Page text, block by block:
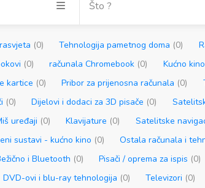
(0) Tehnologija pametnog doma (0)
(0) računala Chromebook (0) Kućno kino
kartice (0) Pribor za prijenosna računala (0)
(0) Dijelovi i dodaci za 3D pisače (0)
uređaji (0) Klavijature (0) Satelitske
sustavi - kućno kino (0) Ostala računala i
i Bluetooth (0) Pisači / oprema za ispis (0)
DVD-ovi i blu-ray tehnologija (0) Televizori (0)